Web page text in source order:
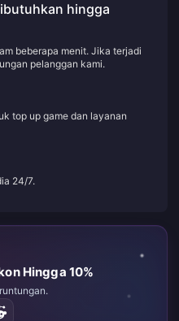
hingga
beberapa menit. Jika terjadi
pelanggan kami.
top up game dan layanan
24/7.
Hingga 10%